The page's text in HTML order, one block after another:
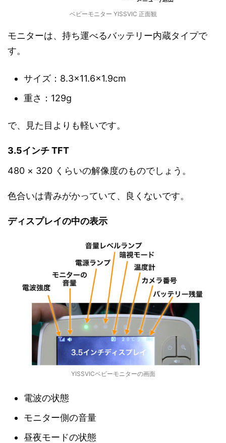
ベビーモニター YISSVIC 正面観
モニターは、持ち運べるバッテリー内蔵タイプで
す。
サイズ：8.3×11.6×1.9cm
重さ：129g
で、見た目よりも軽いです。
3.5インチ TFT
480 × 320 くらいの解像度のものでしょう。
色合いは青みがかっていて、良くないです。
ディスプレイの中の表示
YISSVICベビーモニターの画面
電波の状態
モニター側の音量
昼夜モードの状態